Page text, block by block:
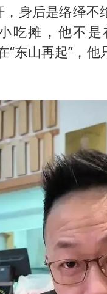
，身后是络绎不
吃摊，他不是
“东山再起”，他